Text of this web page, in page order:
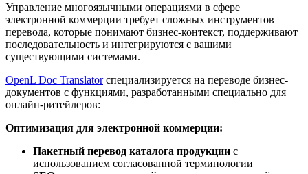
Управление многоязычными операциями в сфере
электронной коммерции требует сложных инструментов
перевода, которые понимают бизнес-контекст, поддерживают
последовательность и интегрируются с вашими
существующими системами.
OpenL Doc Translatorспециализируется на переводе бизнес-
документов с функциями, разработанными специально для
онлайн-ритейлеров:
Оптимизация для электронной коммерции:
Пакетный перевод каталога продукции с
использованием согласованной терминологии